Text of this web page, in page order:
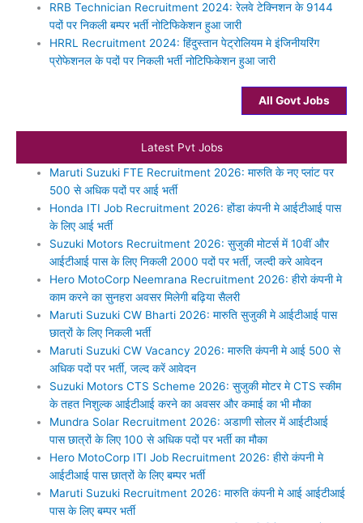
RRB Technician Recruitment 2024: रेलवे टेक्निशन के 9144
पदों पर निकली बम्पर भर्ती नोटिफिकेशन हुआ जारी
HRRL Recruitment 2024: हिंदुस्तान पेट्रोलियम मे इंजिनीयरिंग
प्रोफेशनल के पदों पर निकली भर्ती नोटिफिकेशन हुआ जारी
All Govt Jobs
Latest Pvt Jobs
Maruti Suzuki FTE Recruitment 2026: मारुति के नए प्लांट पर
500 से अधिक पदों पर आई भर्ती
Honda ITI Job Recruitment 2026: होंडा कंपनी मे आईटीआई पास
के लिए आई भर्ती
Suzuki Motors Recruitment 2026: सुजुकी मोटर्स में 10वीं और
आईटीआई पास के लिए निकली 2000 पदों पर भर्ती, जल्दी करे आवेदन
Hero MotoCorp Neemrana Recruitment 2026: हीरो कंपनी मे
काम करने का सुनहरा अवसर मिलेगी बढ़िया सैलरी
Maruti Suzuki CW Bharti 2026: मारुति सुजुकी मे आईटीआई पास
छात्रों के लिए निकली भर्ती
Maruti Suzuki CW Vacancy 2026: मारुति कंपनी मे आई 500 से
अधिक पदों पर भर्ती, जल्द करें आवेदन
Suzuki Motors CTS Scheme 2026: सुजुकी मोटर मे CTS स्कीम
के तहत निशुल्क आईटीआई करने का अवसर और कमाई का भी मौका
Mundra Solar Recruitment 2026: अडाणी सोलर में आईटीआई
पास छात्रों के लिए 100 से अधिक पदों पर भर्ती का मौका
Hero MotoCorp ITI Job Recruitment 2026: हीरो कंपनी मे
आईटीआई पास छात्रों के लिए बम्पर भर्ती
Maruti Suzuki Recruitment 2026: मारुति कंपनी मे आई आईटीआई
पास के लिए बम्पर भर्ती